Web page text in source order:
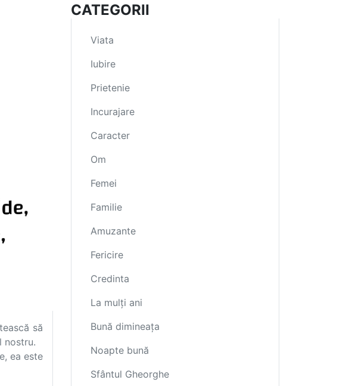
să
nostru.
ea este
CATEGORII
Viata
Iubire
Prietenie
Incurajare
Caracter
Om
Femei
Familie
Amuzante
Fericire
Credinta
La mulți ani
Bună dimineața
Noapte bună
Sfântul Gheorghe